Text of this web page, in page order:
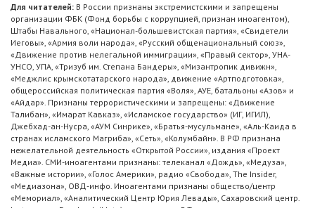
Для читателей: В России признаны экстремистскими и запрещены
организации ФБК (Фонд борьбы с коррупцией, признан иноагентом),
Штабы Навального, «Национал-большевистская партия», «Свидетели
Иеговы», «Армия воли народа», «Русский общенациональный союз»,
«Движение против нелегальной иммиграции», «Правый сектор», УНА-
УНСО, УПА, «Тризуб им. Степана Бандеры», «Мизантропик дивижн»,
«Меджлис крымскотатарского народа», движение «Артподготовка»,
общероссийская политическая партия «Воля», АУЕ, батальоны «Азов» и
«Айдар». Признаны террористическими и запрещены: «Движение
Талибан», «Имарат Кавказ», «Исламское государство» (ИГ, ИГИЛ),
Джебхад-ан-Нусра, «АУМ Синрике», «Братья-мусульмане», «Аль-Каида в
странах исламского Магриба», «Сеть», «Колумбайн». В РФ признана
нежелательной деятельность «Открытой России», издания «Проект
Медиа». СМИ-иноагентами признаны: телеканал «Дождь», «Медуза»,
«Важные истории», «Голос Америки», радио «Свобода», The Insider,
«Медиазона», ОВД-инфо. Иноагентами признаны общество/центр
«Мемориал», «Аналитический Центр Юрия Левады», Сахаровский центр.